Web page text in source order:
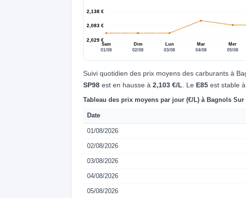
2,029 €
2,083 €
2,138 €
Sam
01/08
Dim
02/08
Lun
03/08
Mar
04/08
Mer
05/08
Suivi quotidien des prix moyens des carburants à
SP98 est en hausse à 2,103 €/L . Le E85 est stable à
Tableau des prix moyens par jour (€/L) à Bagnols Sur
Date
01/08/2026
02/08/2026
03/08/2026
04/08/2026
05/08/2026